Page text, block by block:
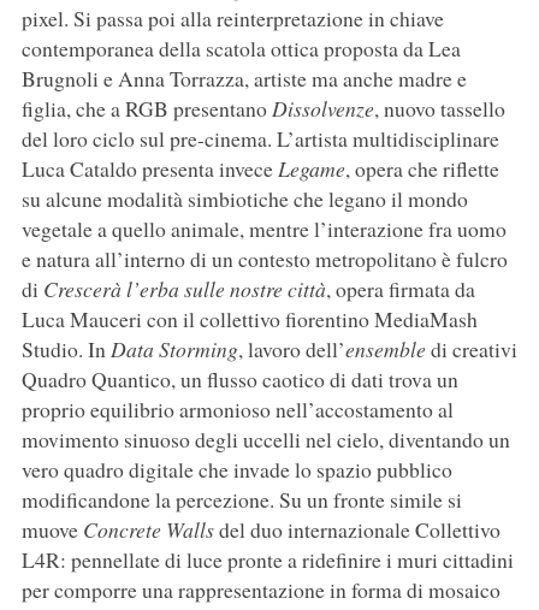
pixel. Si passa poi alla reinterpretazione in chiave
contemporanea della scatola ottica proposta da Lea
Brugnoli e Anna Torrazza, artiste ma anche madre e
figlia, che a RGB presentanoDissolvenze, nuovo tassello
del loro ciclo sul pre-cinema. L’artista multidisciplinare
Luca Cataldo presenta inveceLegame, opera che riflette
su alcune modalità simbiotiche che legano il mondo
vegetale a quello animale, mentre l’interazione fra uomo
e natura all’interno di un contesto metropolitano è fulcro
di Crescerà l’erba sulle nostre città, opera firmata da
Luca Mauceri con il collettivo fiorentino MediaMash
Studio. InData Storming, lavoro dell’ensembledi creativi
Quadro Quantico, un flusso caotico di dati trova un
proprio equilibrio armonioso nell’accostamento al
movimento sinuoso degli uccelli nel cielo, diventando un
vero quadro digitale che invade lo spazio pubblico
modificandone la percezione. Su un fronte simile si
muove Concrete Wallsdel duo internazionale Collettivo
L4R: pennellate di luce pronte a ridefinire i muri cittadini
per comporre una rappresentazione in forma di mosaico